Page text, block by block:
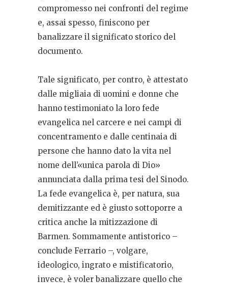
compromesso nei confronti del regime
e, assai spesso, finiscono per
banalizzare il significato storico del
documento.
Tale significato, per contro, è attestato
dalle migliaia di uomini e donne che
hanno testimoniato la loro fede
evangelica nel carcere e nei campi di
concentramento e dalle centinaia di
persone che hanno dato la vita nel
nome dell’«unica parola di Dio»
annunciata dalla prima tesi del Sinodo.
La fede evangelica è, per natura, sua
demitizzante ed è giusto sottoporre a
critica anche la mitizzazione di
Barmen. Sommamente antistorico –
conclude Ferrario –, volgare,
ideologico, ingrato e mistificatorio,
invece, è voler banalizzare quello che